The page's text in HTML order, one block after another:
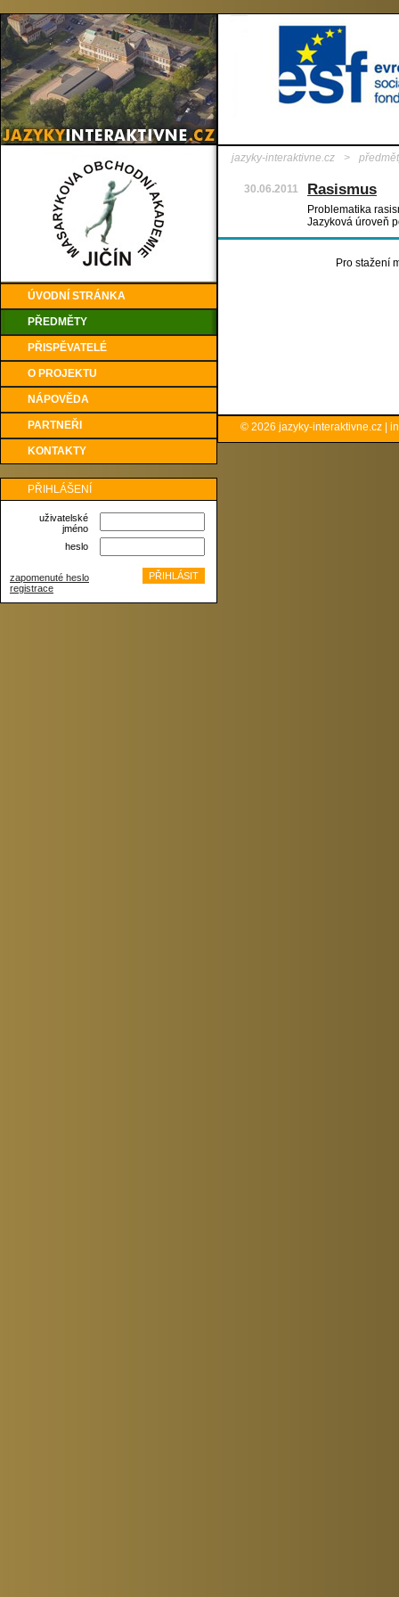
ÚVODNÍ STRÁNKA
PŘEDMĚTY
PŘISPĚVATELÉ
O PROJEKTU
NÁPOVĚDA
PARTNEŘI
KONTAKTY
PŘIHLÁŠENÍ
uživatelské
jméno
heslo
zapomenuté heslo
registrace
jazyky-interaktivne.cz >
30.06.2011 Rasismus
Problematika
Jazyková úroveň
Pro stažení
© 2026 jazyky-interaktivne.cz